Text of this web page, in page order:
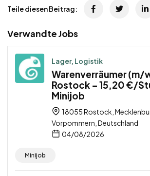
Teile diesen Beitrag:
Verwandte Jobs
Lager, Logistik
Warenverräumer (m/
Rostock – 15,20 €/
Minijob
18055 Rostock,
Vorpommern, Deutschland
04/08/2026
Minijob